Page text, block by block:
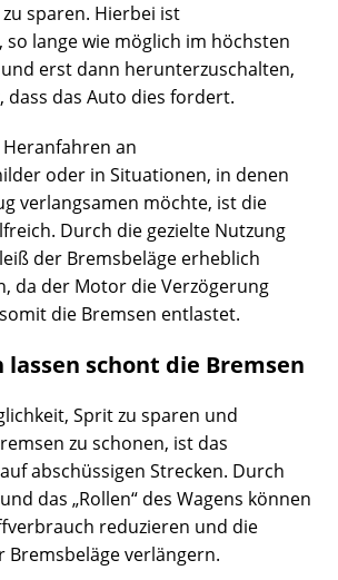
sparen. Hierbei ist
lange wie möglich im höchsten
erst dann herunterzuschalten,
dass das Auto dies fordert.
an
oder in Situationen, in denen
verlangsamen möchte, ist die
Durch die gezielte Nutzung
der Bremsbeläge erheblich
da der Motor die Verzögerung
die Bremsen entlastet.
lassen schont die Bremsen
Sprit zu sparen und
zu schonen, ist das
abschüssigen Strecken. Durch
das „Rollen“ des Wagens können
reduzieren und die
Bremsbeläge verlängern.